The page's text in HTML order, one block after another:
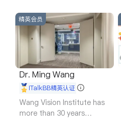
商铺租售
开发商建商
精英会员
Dr. Ming Wang
iTalkBB精英认证
Wang Vision Institute has
more than 30 years